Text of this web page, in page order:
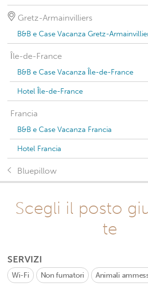
Gretz-Armainvilliers
B&B e Case Vacanza Gretz-
Île-de-France
B&B e Case Vacanza Île-de-France
Hotel Île-de-France
Francia
B&B e Case Vacanza Francia
Hotel Francia
Bluepillow
Scegli il posto
te
SERVIZI
Wi-Fi Non fumatori Animali